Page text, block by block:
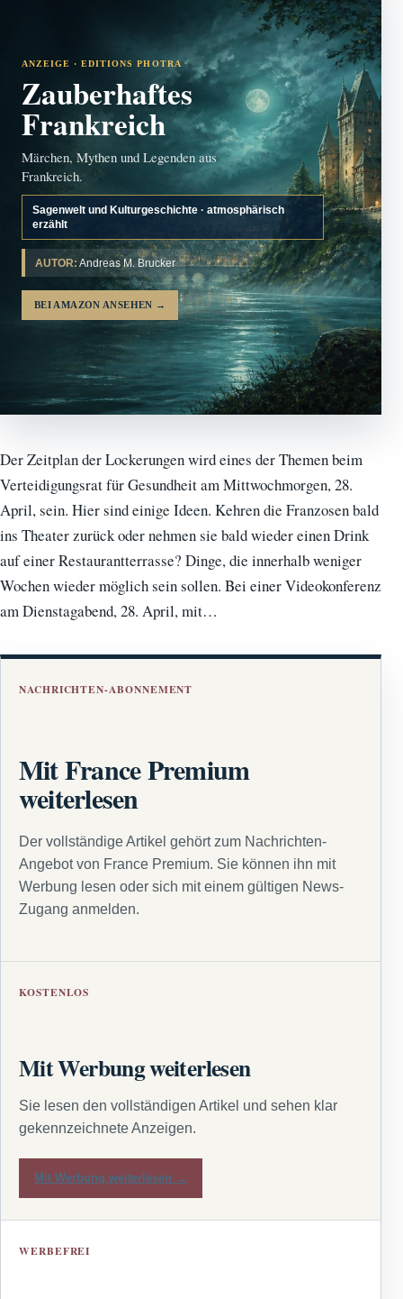
ANZEIGE · EDITIONS PHOTRA
Zauberhaftes
Frankreich
Märchen, Mythen und Legenden aus
Frankreich.
Sagenwelt und Kulturgeschichte · atmosphärisch
erzählt
AUTOR: Andreas M. Brucker
BEI AMAZON ANSEHEN →
Der Zeitplan der Lockerungen wird eines der Themen beim
Verteidigungsrat für Gesundheit am Mittwochmorgen, 28.
April, sein. Hier sind einige Ideen. Kehren die Franzosen bald
ins Theater zurück oder nehmen sie bald wieder einen Drink
auf einer Restaurantterrasse? Dinge, die innerhalb weniger
Wochen wieder möglich sein sollen. Bei einer Videokonferenz
am Dienstagabend, 28. April, mit…
NACHRICHTEN-ABONNEMENT
Mit France Premium
weiterlesen
Der vollständige Artikel gehört zum Nachrichten-
Angebot von France Premium. Sie können ihn mit
Werbung lesen oder sich mit einem gültigen News-
Zugang anmelden.
KOSTENLOS
Mit Werbung weiterlesen
Sie lesen den vollständigen Artikel und sehen klar
gekennzeichnete Anzeigen.
Mit Werbung weiterlesen →
WERBEFREI